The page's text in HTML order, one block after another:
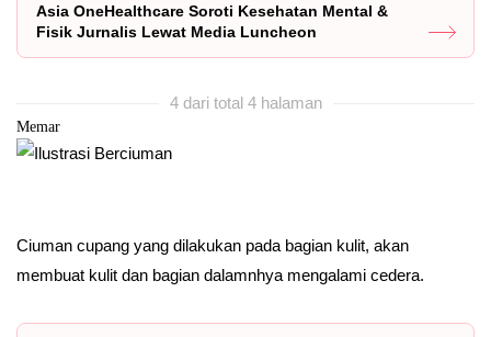
Asia OneHealthcare Soroti Kesehatan Mental &
Fisik Jurnalis Lewat Media Luncheon
4 dari total 4 halaman
Memar
Ciuman cupang yang dilakukan pada bagian kulit, akan
membuat kulit dan bagian dalamnhya mengalami cedera.